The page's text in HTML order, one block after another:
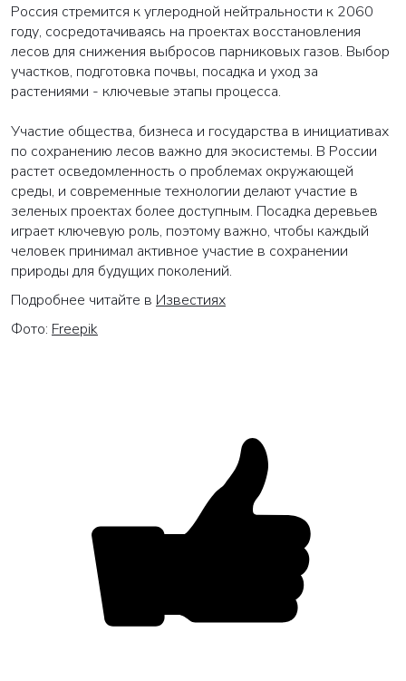
Россия стремится к углеродной нейтральности к 2060
году, сосредотачиваясь на проектах восстановления
лесов для снижения выбросов парниковых газов. Выбор
участков, подготовка почвы, посадка и уход за
растениями - ключевые этапы процесса.
Участие общества, бизнеса и государства в инициативах
по сохранению лесов важно для экосистемы. В России
растет осведомленность о проблемах окружающей
среды, и современные технологии делают участие в
зеленых проектах более доступным. Посадка деревьев
играет ключевую роль, поэтому важно, чтобы каждый
человек принимал активное участие в сохранении
природы для будущих поколений.
Подробнее читайте в Известиях
Фото: Freepik